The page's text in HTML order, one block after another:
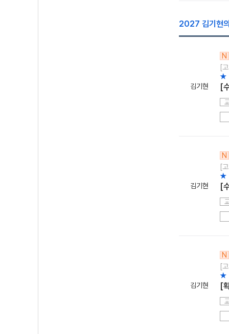
2027 김기현
김기현
N
[
★
[
김기현
N
[
★
[
김기현
N
[
★
[